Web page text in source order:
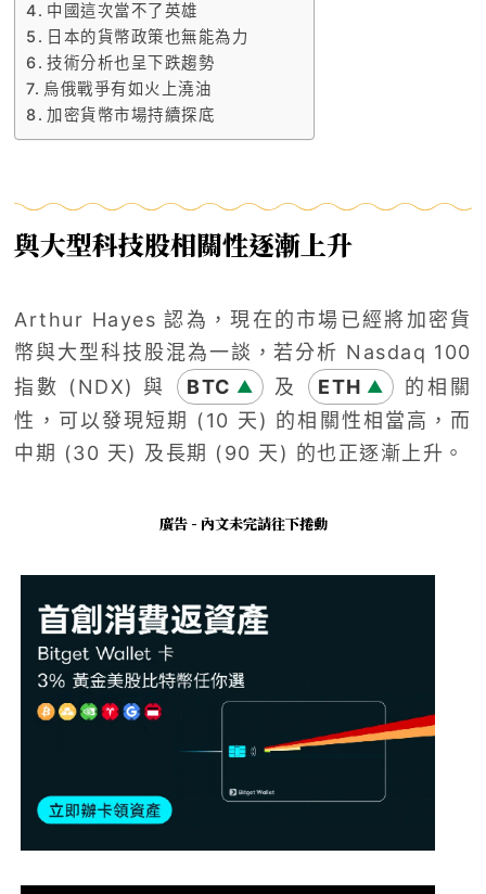
中國這次當不了英雄
日本的貨幣政策也無能為力
技術分析也呈下跌趨勢
烏俄戰爭有如火上澆油
加密貨幣市場持續探底
與大型科技股相關性逐漸上升
Arthur Hayes 認為，現在的市場已經將加密貨
幣與大型科技股混為一談，若分析 Nasdaq 100
指數 (NDX) 與
BTC ▲ 及 ETH ▲
的相關
性，可以發現短期 (10 天) 的相關性相當高，而
中期 (30 天) 及長期 (90 天) 的也正逐漸上升。
廣告 - 內文未完請往下捲動